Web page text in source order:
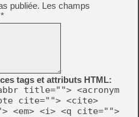
publiée. Les champs
*
tags et attributs HTML:
title=""> <acronym
cite=""> <cite>
<em> <i> <q cite="">